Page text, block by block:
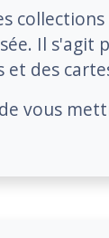
Il s'agit
des
vous